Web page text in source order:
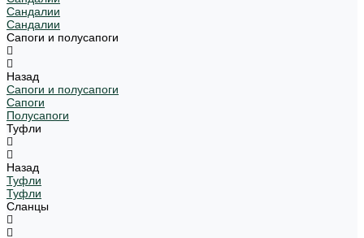
Сандалии
Сандалии
Сапоги и полусапоги
Назад
Сапоги и полусапоги
Сапоги
Полусапоги
Туфли
Назад
Туфли
Туфли
Сланцы